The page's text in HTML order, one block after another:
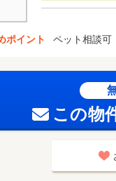
ポイント ペット相談可
この物